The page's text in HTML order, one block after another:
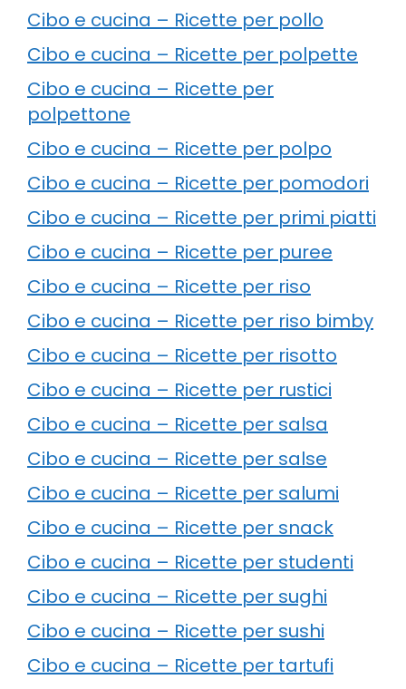
Cibo e cucina – Ricette per pollo
Cibo e cucina – Ricette per polpette
Cibo e cucina – Ricette per
polpettone
Cibo e cucina – Ricette per polpo
Cibo e cucina – Ricette per pomodori
Cibo e cucina – Ricette per primi piatti
Cibo e cucina – Ricette per puree
Cibo e cucina – Ricette per riso
Cibo e cucina – Ricette per riso bimby
Cibo e cucina – Ricette per risotto
Cibo e cucina – Ricette per rustici
Cibo e cucina – Ricette per salsa
Cibo e cucina – Ricette per salse
Cibo e cucina – Ricette per salumi
Cibo e cucina – Ricette per snack
Cibo e cucina – Ricette per studenti
Cibo e cucina – Ricette per sughi
Cibo e cucina – Ricette per sushi
Cibo e cucina – Ricette per tartufi